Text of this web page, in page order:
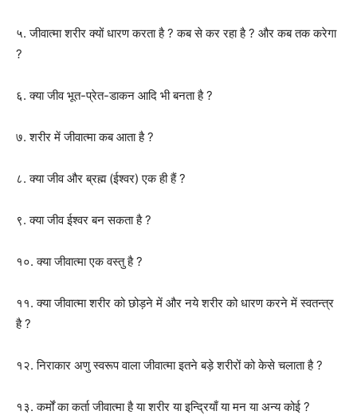
५. जीवात्मा शरीर क्यों धारण करता है ? कब से कर रहा है ? और कब तक करेगा
?
६. क्या जीव भूत-प्रेत-डाकन आदि भी बनता है ?
७. शरीर में जीवात्मा कब आता है ?
८. क्या जीव और ब्रह्म (ईश्वर) एक ही हैं ?
९. क्या जीव ईश्वर बन सकता है ?
१०. क्या जीवात्मा एक वस्तु है ?
११. क्या जीवात्मा शरीर को छोड़ने में और नये शरीर को धारण करने में स्वतन्त्र
है ?
१२. निराकार अणु स्वरूप वाला जीवात्मा इतने बड़े शरीरों को केसे चलाता है ?
१३. कर्मों का कर्ता जीवात्मा है या शरीर या इन्द्रियाँ या मन या अन्य कोई ?